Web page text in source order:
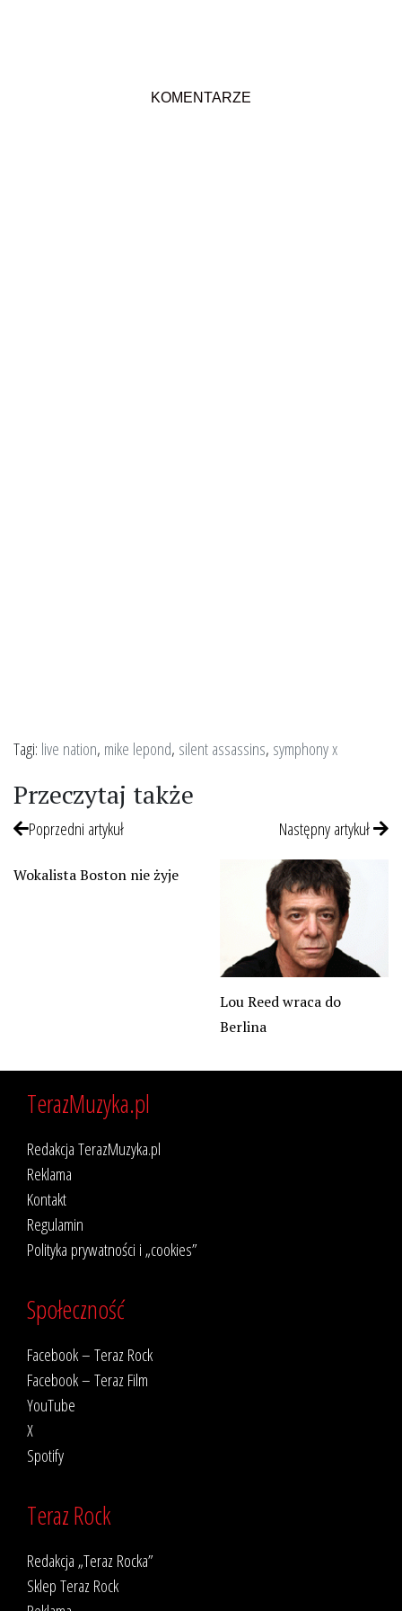
KOMENTARZE
Tagi: live nation, mike lepond, silent assassins, symphony x
Przeczytaj także
Poprzedni artykuł
Wokalista Boston nie żyje
Następny artykuł
Lou Reed wraca do
Berlina
TerazMuzyka.pl
Redakcja TerazMuzyka.pl
Reklama
Kontakt
Regulamin
Polityka prywatności i „cookies”
Społeczność
Facebook – Teraz Rock
Facebook – Teraz Film
YouTube
X
Spotify
Teraz Rock
Redakcja „Teraz Rocka”
Sklep Teraz Rock